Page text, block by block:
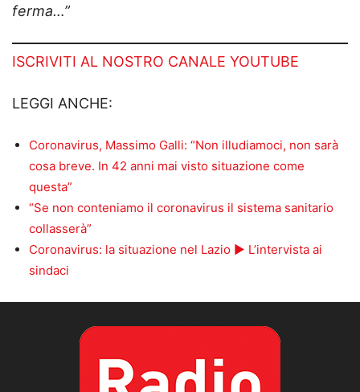
ferma…”
ISCRIVITI AL NOSTRO CANALE YOUTUBE
LEGGI ANCHE:
Coronavirus, Massimo Galli: “Non illudiamoci, non sarà
cosa breve. In 42 anni mai visto situazione come
questa”
“Se non conteniamo il coronavirus il sistema sanitario
collasserà”
Coronavirus: la situazione nel Lazio ► L’intervista ai
sindaci